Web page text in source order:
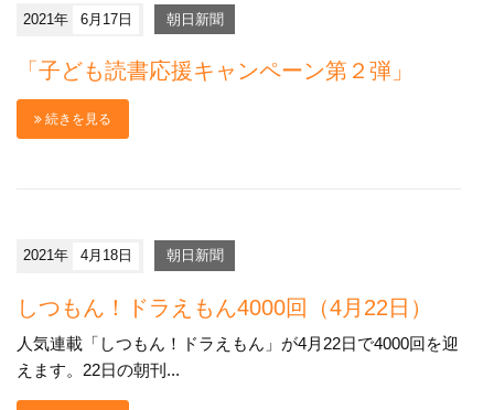
2021年 6月17日 朝日新聞
「子ども読書応援キャンペーン第２弾」
続きを見る
2021年 4月18日 朝日新聞
しつもん！ドラえもん4000回（4月22日）
人気連載「しつもん！ドラえもん」が4月22日で4000回を迎
えます。22日の朝刊...